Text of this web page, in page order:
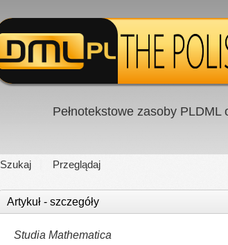
Pełnotekstowe zasoby
Szukaj Przeglądaj
Artykuł - szczegóły
Studia Mathematica